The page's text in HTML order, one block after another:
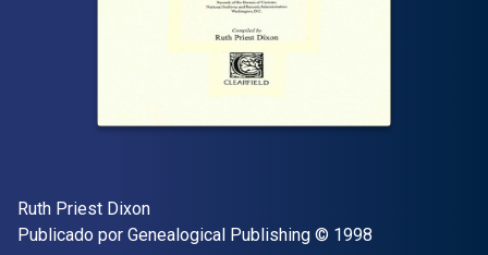
Autor(es)
Ruth Priest Dixon
Editor
Publicado por Genealogical Publishing Copyright
© 1998